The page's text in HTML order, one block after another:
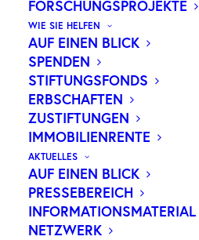
FORSCHUNGSPROJEKTE
WIE SIE HELFEN
AUF EINEN BLICK
SPENDEN
STIFTUNGSFONDS
ERBSCHAFTEN
ZUSTIFTUNGEN
IMMOBILIENRENTE
AKTUELLES
AUF EINEN BLICK
PRESSEBEREICH
INFORMATIONSMATERIAL
NETZWERK
Unser
neues Magazin
Wilhelm
ZUM MAGAZIN